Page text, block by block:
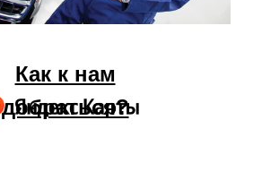
Как к нам
добраться?